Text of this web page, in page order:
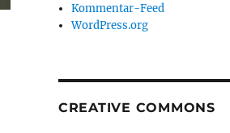
Kommentar-Feed
WordPress.org
CREATIVE COMMONS